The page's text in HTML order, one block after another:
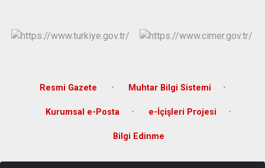
Resmi Gazete Muhtar Bilgi Sistemi
Kurumsal e-Posta e-İçişleri Projesi
Bilgi Edinme